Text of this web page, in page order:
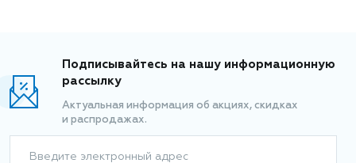
Подписывайтесь на нашу информационную
рассылку
Актуальная информация об акциях, скидках
и распродажах.
Введите электронный адрес